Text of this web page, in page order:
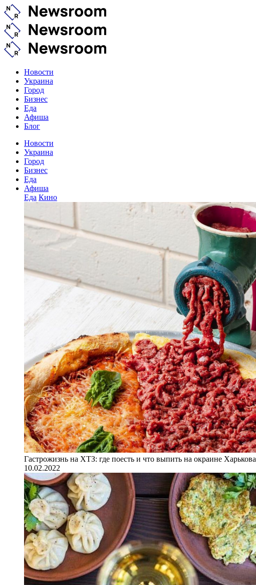
Новости
Украина
Город
Бизнес
Еда
Афиша
Блог
Новости
Украина
Город
Бизнес
Еда
Афиша
Еда Кино
Гастрожизнь на ХТЗ: где поесть и что выпить на окраине Харькова
10.02.2022